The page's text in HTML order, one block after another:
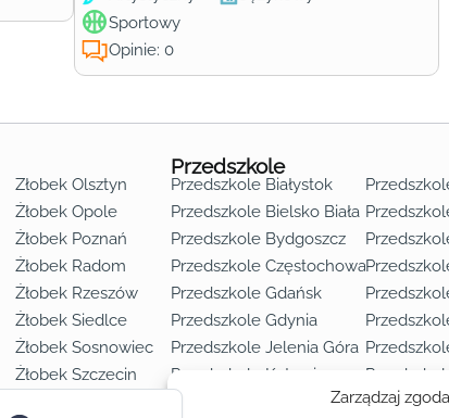
Zarządzaj
Sportowy
Opinie: 0
Żłobek Olsztyn
Żłobek Opole
Żłobek Poznań
Żłobek Radom
Żłobek Rzeszów
Żłobek Siedlce
Żłobek Sosnowiec
Żłobek Szczecin
Przedszkole
Przedszkole Białystok
Przedszkole Bielsko Biała
Przedszkole Bydgoszcz
Przedszkole Częstochowa
Przedszkole Gdańsk
Przedszkole Gdynia
Przedszkole Jelenia Góra
Przedszkole Katowice